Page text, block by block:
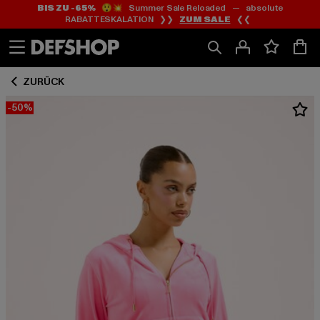
Zum
Inhalt
springen
Zum
Fußzeile
springen
BIS ZU -65%😲💥 Summer Sale Reloaded — absolute
RABATTESKALATION ❯❯ ZUM SALE ❮❮
ZURÜCK
-50%